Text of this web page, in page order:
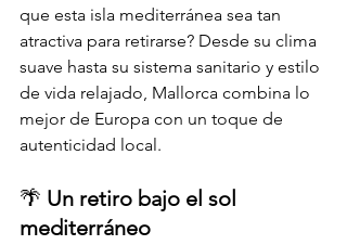
que esta isla mediterránea sea tan
atractiva para retirarse? Desde su clima
suave hasta su sistema sanitario y estilo
de vida relajado, Mallorca combina lo
mejor de Europa con un toque de
autenticidad local.
🌴 Un retiro bajo el sol
mediterráneo